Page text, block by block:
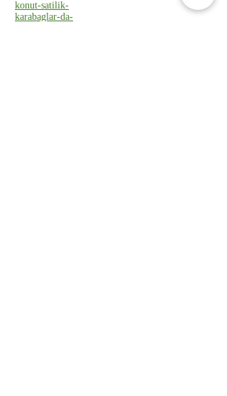
konut-satilik-
karabaglar-da-